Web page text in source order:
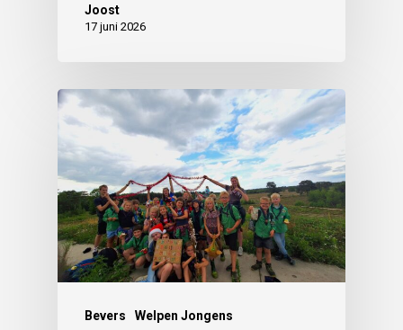
Joost
17 juni 2026
Bevers Welpen Jongens